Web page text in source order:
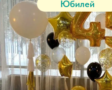
Юбилей